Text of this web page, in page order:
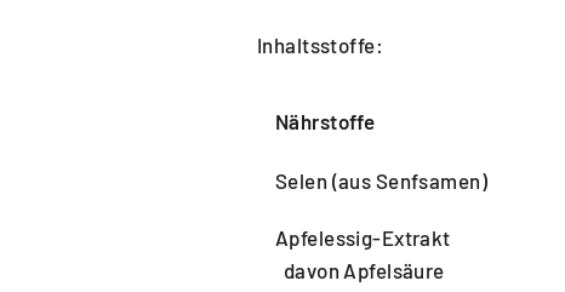
Inhaltsstoffe:
Nährstoffe
Selen (aus Senfsamen)
Apfelessig-Extrakt
davon Apfelsäure